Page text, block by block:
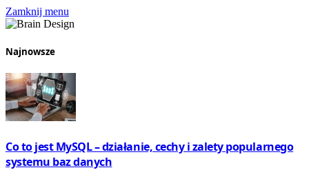
Zamknij menu
Najnowsze
Co to jest MySQL – działanie, cechy i zalety popularnego
systemu baz danych